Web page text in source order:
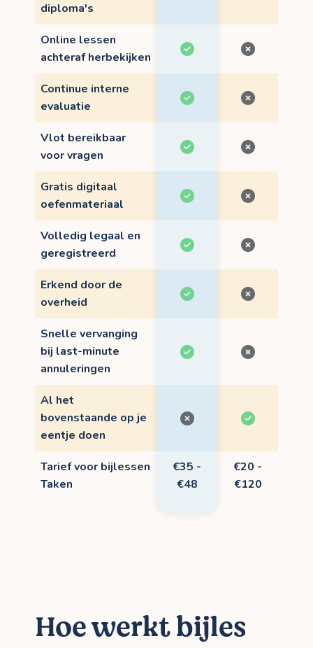
diploma's
Online lessen
achteraf herbekijken
Continue interne
evaluatie
Vlot bereikbaar
voor vragen
Gratis digitaal
oefenmateriaal
Volledig legaal en
geregistreerd
Erkend door de
overheid
Snelle vervanging
bij last-minute
annuleringen
Al het
bovenstaande op je
eentje doen
Tarief voor bijlessen
Taken
€35 -
€48
€20 -
€120
Hoe werkt bijles